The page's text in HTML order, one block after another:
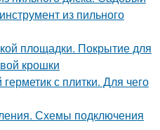
из пильного
площадки. Покрытие для
крошки
с плитки. Для чего
Схемы подключения